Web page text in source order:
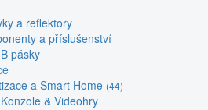
a reflektory
a příslušenství
pásky
a Smart Home (44)
Konzole & Videohry